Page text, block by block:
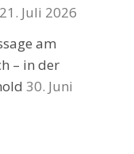
21. Juli 2026
am
– in der
30. Juni